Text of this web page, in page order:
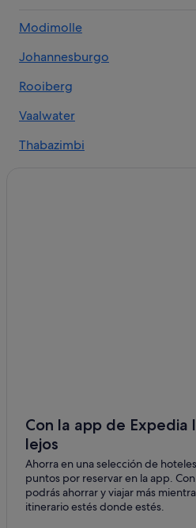
Modimolle
Johannesburgo
Rooiberg
Vaalwater
Thabazimbi
Con la app de Expedia
lejos
Ahorra en una selección de
puntos por reservar en la app.
podrás ahorrar y viajar más
itinerario estés donde estés.